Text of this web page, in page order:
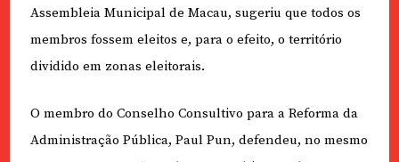
Assembleia Municipal de Macau, sugeriu que todos os
membros fossem eleitos e, para o efeito, o território
dividido em zonas eleitorais.
O membro do Conselho Consultivo para a Reforma da
Administração Pública, Paul Pun, defendeu, no mesmo